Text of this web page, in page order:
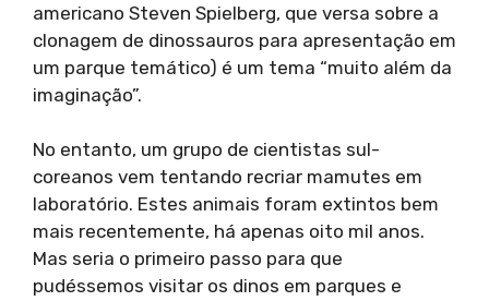
americano Steven Spielberg, que versa sobre a
clonagem de dinossauros para apresentação em
um parque temático) é um tema “muito além da
imaginação”.
No entanto, um grupo de cientistas sul-
coreanos vem tentando recriar mamutes em
laboratório. Estes animais foram extintos bem
mais recentemente, há apenas oito mil anos.
Mas seria o primeiro passo para que
pudéssemos visitar os dinos em parques e